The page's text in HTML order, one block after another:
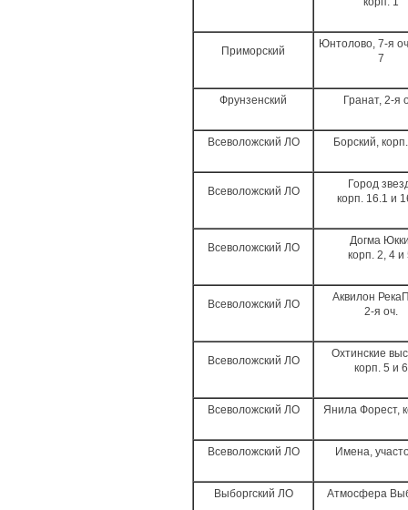
Приморский
Юнтолово, 7-я
7
Фрунзенский Гранат, 2-я
Всеволожский ЛО Борский,
Всеволожский ЛО
Город
корп. 16.1 и
Всеволожский ЛО
Догма
корп. 2, 4 и
Всеволожский ЛО
Аквилон
2-я оч.
Всеволожский ЛО
Охтинские
корп. 5 и 6
Всеволожский ЛО Янила Форест,
Всеволожский ЛО Имена,
Выборгский ЛО Атмосфера